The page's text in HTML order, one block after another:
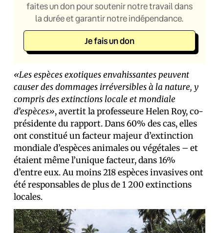
faites un don pour soutenir notre travail dans
la durée et garantir notre indépendance.
Je fais un don
«Les espèces exotiques envahissantes peuvent
causer des dommages irréversibles à la nature, y
compris des extinctions locale et mondiale
d’espèces», avertit la professeure Helen Roy, co-
présidente du rapport. Dans 60% des cas, elles
ont constitué un facteur majeur d’extinction
mondiale d’espèces animales ou végétales – et
étaient même l’unique facteur, dans 16%
d’entre eux. Au moins 218 espèces invasives ont
été responsables de plus de 1 200 extinctions
locales.